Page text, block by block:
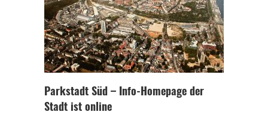
Parkstadt Süd – Info-Homepage der
Stadt ist online